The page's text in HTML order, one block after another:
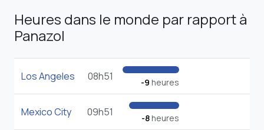
Heures dans le monde par rapport à
Panazol
Los Angeles 08h51 -9 heures
Mexico City 09h51 -8heures